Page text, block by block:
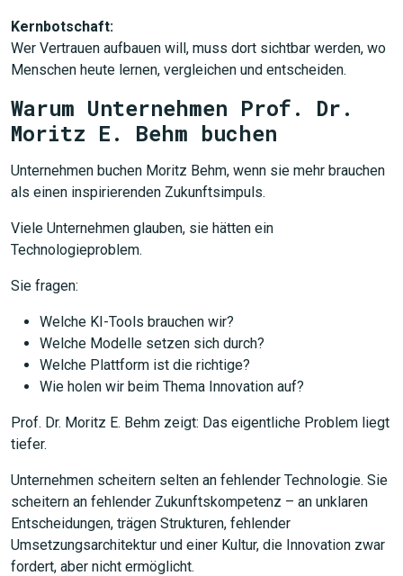
Kernbotschaft:
Wer Vertrauen aufbauen will, muss dort sichtbar werden, wo
Menschen heute lernen, vergleichen und entscheiden.
Warum Unternehmen Prof. Dr.
Moritz E. Behm buchen
Unternehmen buchen Moritz Behm, wenn sie mehr brauchen
als einen inspirierenden Zukunftsimpuls.
Viele Unternehmen glauben, sie hätten ein
Technologieproblem.
Sie fragen:
Welche KI-Tools brauchen wir?
Welche Modelle setzen sich durch?
Welche Plattform ist die richtige?
Wie holen wir beim Thema Innovation auf?
Prof. Dr. Moritz E. Behm zeigt: Das eigentliche Problem liegt
tiefer.
Unternehmen scheitern selten an fehlender Technologie. Sie
scheitern an fehlender Zukunftskompetenz – an unklaren
Entscheidungen, trägen Strukturen, fehlender
Umsetzungsarchitektur und einer Kultur, die Innovation zwar
fordert, aber nicht ermöglicht.